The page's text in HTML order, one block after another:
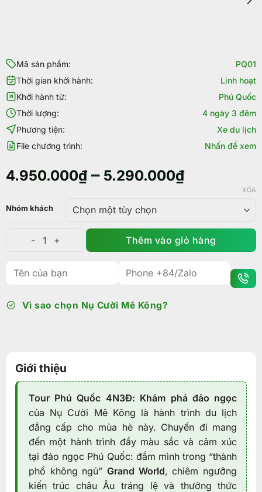
Mã sản phẩm:
PQ01
Thời gian khởi hành:
Linh hoạt
Khởi hành từ:
Phú Quốc
Thời lượng:
4 ngày 3 đêm
Phương tiện:
Xe du lịch
File chương trình:
Nhấn để xem
4.950.000₫– 5.290.000₫
Nhóm khách
XÓA
Tour du lịch Phú Quốc 4 ngày 3 đêm: Khám phá đảo
Thêm vào giỏ hàng
Vì sao chọn Nụ Cười Mê Kông?
Giới thiệu
Tour Phú Quốc 4N3Đ: Khám phá đảo ngọc
của Nụ Cười Mê Kông là hành trình du lịch
đẳng cấp cho mùa hè này. Chuyến đi mang
đến một hành trình đầy màu sắc và cảm xúc
tại đảo ngọc Phú Quốc: đắm mình trong “thành
phố không ngủ” Grand World, chiêm ngưỡng
kiến trúc châu Âu tráng lệ và thưởng thức